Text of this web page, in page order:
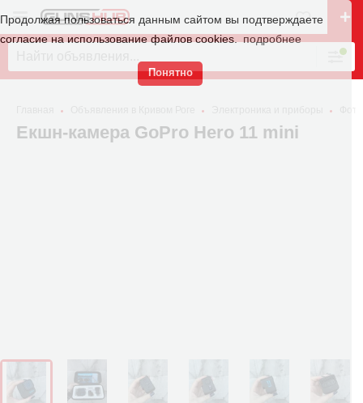
Продолжая пользоваться данным сайтом вы подтверждаете
согласие на использование файлов cookies.
подробнее
Понятно
Екшн-камера GoPro Hero 11 mini